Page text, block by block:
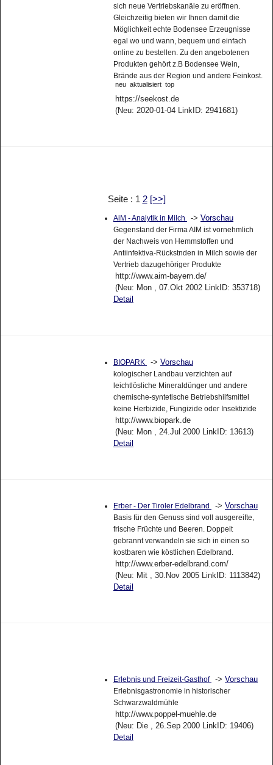
sich neue Vertriebskanäle zu eröffnen.
Gleichzeitig bieten wir Ihnen damit die
Möglichkeit echte Bodensee Erzeugnisse
egal wo und wann, bequem und einfach
online zu bestellen. Zu den angebotenen
Produkten gehört z.B Bodensee Wein,
Brände aus der Region und andere Feinkost.
neu aktualisiert top
https://seekost.de
(Neu: 2020-01-04 LinkID: 2941681)
Seite : 1 2 [>>]
AiM - Analytik in Milch -> Vorschau
Gegenstand der Firma AIM ist vornehmlich
der Nachweis von Hemmstoffen und
Antiinfektiva-Rückstnden in Milch sowie der
Vertrieb dazugehöriger Produkte
http://www.aim-bayern.de/
(Neu: Mon , 07.Okt 2002 LinkID: 353718)
Detail
BIOPARK -> Vorschau
kologischer Landbau verzichten auf
leichtlösliche Mineraldünger und andere
chemische-syntetische Betriebshilfsmittel
keine Herbizide, Fungizide oder Insektizide
http://www.biopark.de
(Neu: Mon , 24.Jul 2000 LinkID: 13613)
Detail
Erber - Der Tiroler Edelbrand -> Vorschau
Basis für den Genuss sind voll ausgereifte,
frische Früchte und Beeren. Doppelt
gebrannt verwandeln sie sich in einen so
kostbaren wie köstlichen Edelbrand.
http://www.erber-edelbrand.com/
(Neu: Mit , 30.Nov 2005 LinkID: 1113842)
Detail
Erlebnis und Freizeit-Gasthof -> Vorschau
Erlebnisgastronomie in historischer
Schwarzwaldmühle
http://www.poppel-muehle.de
(Neu: Die , 26.Sep 2000 LinkID: 19406)
Detail